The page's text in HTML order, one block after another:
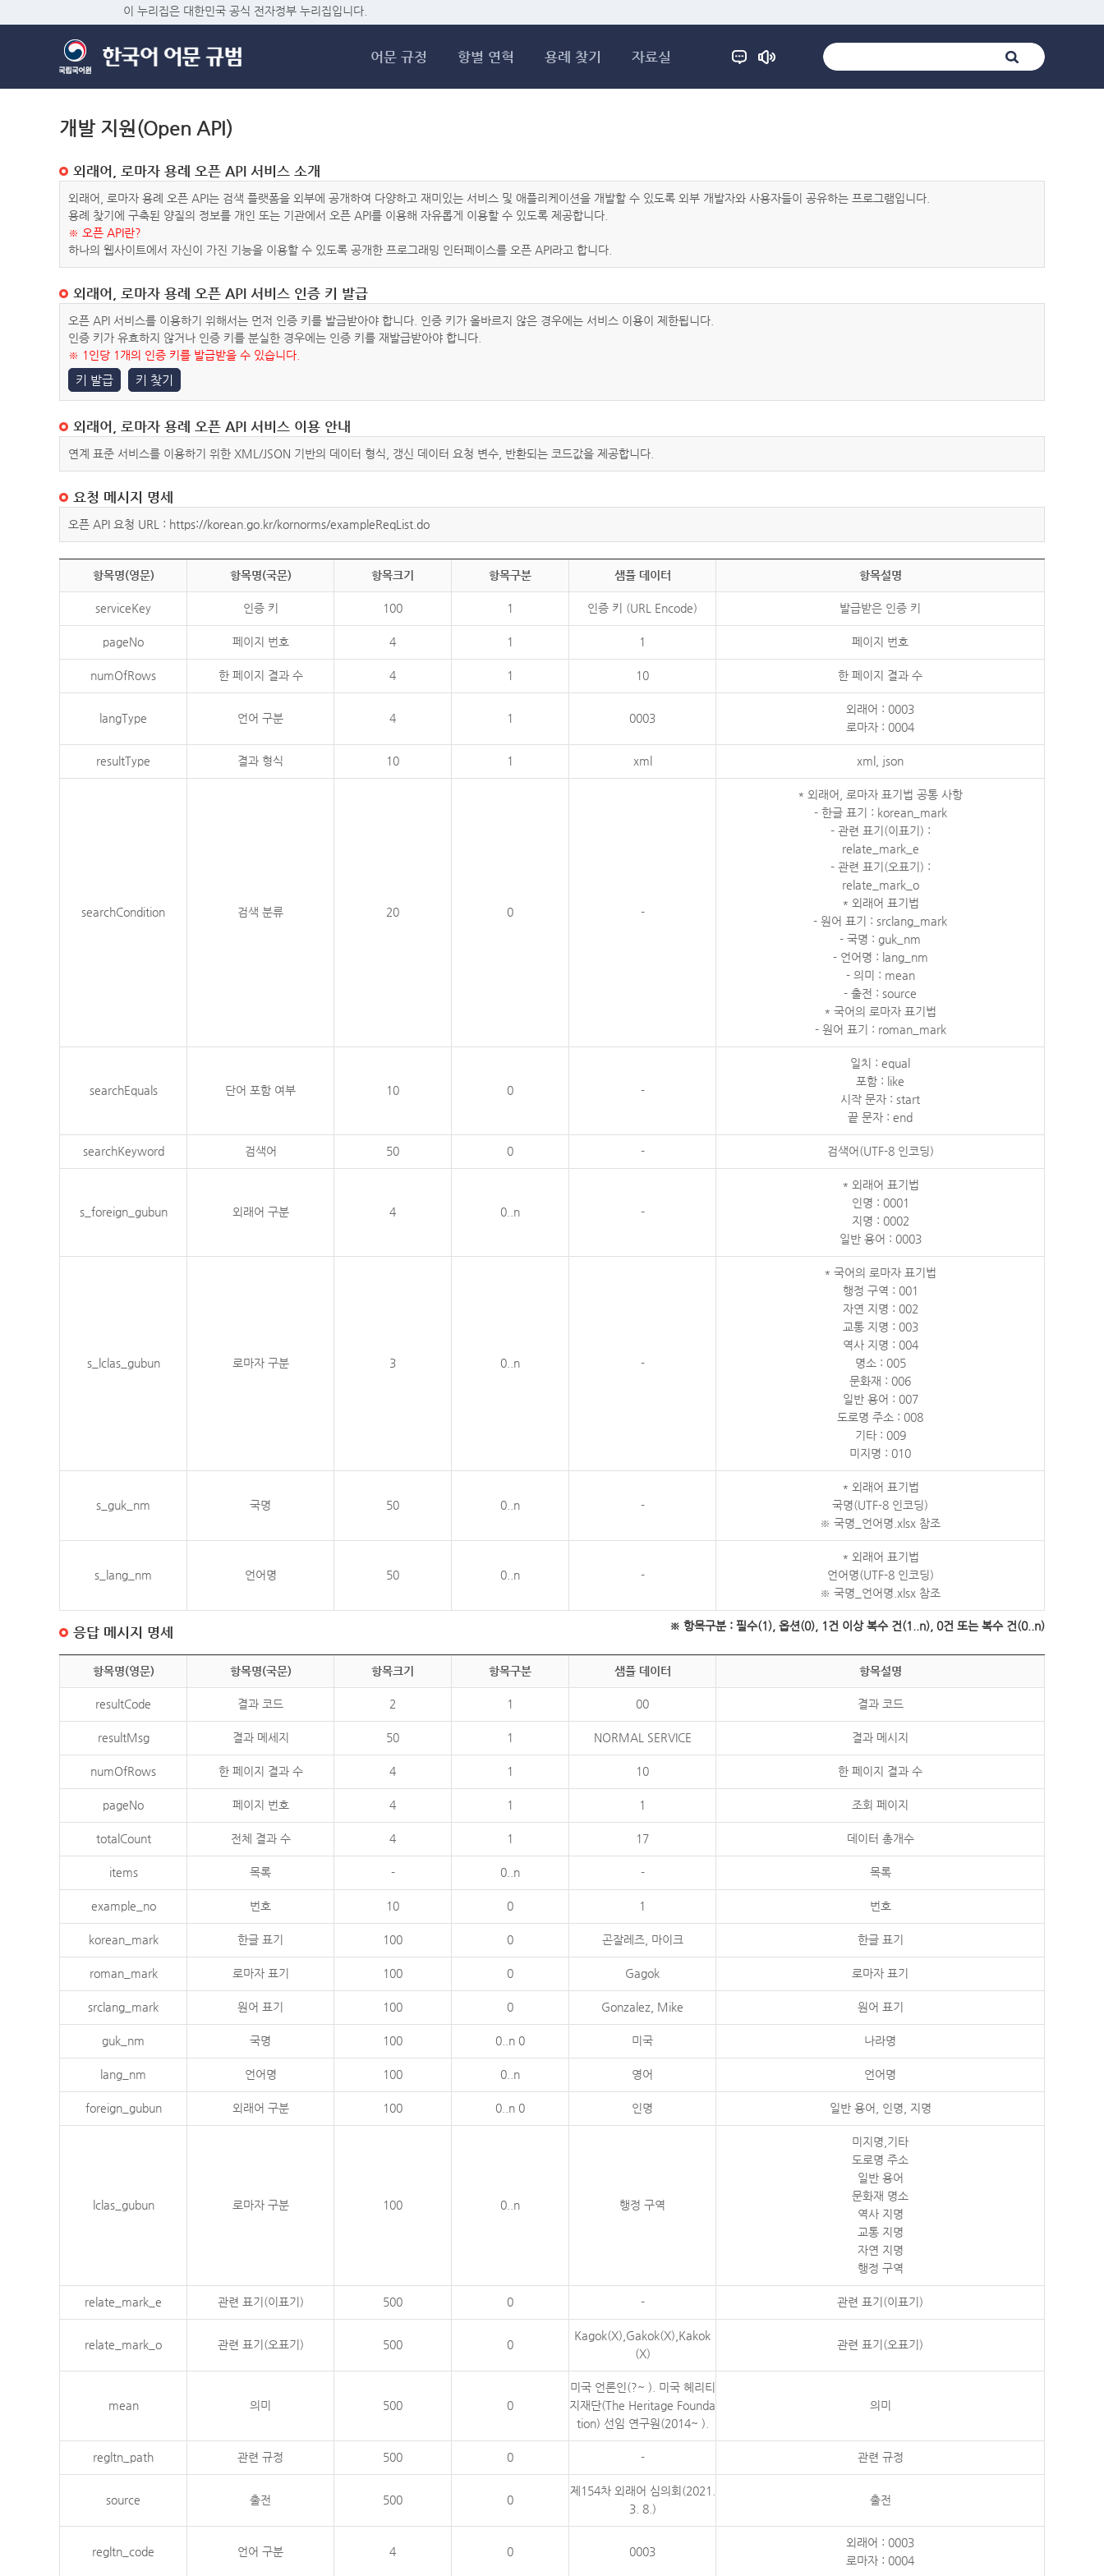
이 누리집은 대한민국 공식 전자정부 누리집입니다.
어문 규정 항별 연혁 용례 찾기 자료실
개발 지원(Open API)
외래어, 로마자 용례 오픈 API 서비스 소개
외래어, 로마자 용례 오픈 API는 검색 플랫폼을 외부에 공개하여 다양하고 재미있는 서비스 및 애플리케이션을 개발할 수 있도록 외부 개발자와 사용자들이 공유하는 프로그램입니다.
용례 찾기에 구축된 양질의 정보를 개인 또는 기관에서 오픈 API를 이용해 자유롭게 이용할 수 있도록 제공합니다.
※ 오픈 API란?
하나의 웹사이트에서 자신이 가진 기능을 이용할 수 있도록 공개한 프로그래밍 인터페이스를 오픈 API라고 합니다.
외래어, 로마자 용례 오픈 API 서비스 인증 키 발급
오픈 API 서비스를 이용하기 위해서는 먼저 인증 키를 발급받아야 합니다. 인증 키가 올바르지 않은 경우에는 서비스 이용이 제한됩니다.
인증 키가 유효하지 않거나 인증 키를 분실한 경우에는 인증 키를 재발급받아야 합니다.
※ 1인당 1개의 인증 키를 발급받을 수 있습니다.
키 발급 키 찾기
외래어, 로마자 용례 오픈 API 서비스 이용 안내
연계 표준 서비스를 이용하기 위한 XML/JSON 기반의 데이터 형식, 갱신 데이터 요청 변수, 반환되는 코드값을 제공합니다.
요청 메시지 명세
오픈 API 요청 URL : https://korean.go.kr/kornorms/exampleReqList.do
항목명(영문) 항목명(국문) 항목크기 항목구분 샘플 데이터 항목설명
serviceKey 인증 키 100 1 인증 키 (URL Encode) 발급받은 인증 키
pageNo 페이지 번호 4 1 1 페이지 번호
numOfRows 한 페이지 결과 수 4 1 10 한 페이지 결과 수
langType 언어 구분 4 1 0003
외래어 : 0003
로마자 : 0004
resultType 결과 형식 10 1 xml xml, json
searchCondition 검색 분류 20 0 -
* 외래어, 로마자 표기법 공통 사항
- 한글 표기 : korean_mark
- 관련 표기(이표기) :
relate_mark_e
- 관련 표기(오표기) :
relate_mark_o
* 외래어 표기법
- 원어 표기 : srclang_mark
- 국명 : guk_nm
- 언어명 : lang_nm
- 의미 : mean
- 출전 : source
* 국어의 로마자 표기법
- 원어 표기 : roman_mark
searchEquals 단어 포함 여부 10 0 -
일치 : equal
포함 : like
시작 문자 : start
끝 문자 : end
searchKeyword 검색어 50 0 - 검색어(UTF-8 인코딩)
s_foreign_gubun 외래어 구분 4 0..n -
* 외래어 표기법
인명 : 0001
지명 : 0002
일반 용어 : 0003
s_lclas_gubun 로마자 구분 3 0..n -
* 국어의 로마자 표기법
행정 구역 : 001
자연 지명 : 002
교통 지명 : 003
역사 지명 : 004
명소 : 005
문화재 : 006
일반 용어 : 007
도로명 주소 : 008
기타 : 009
미지명 : 010
s_guk_nm 국명 50 0..n -
* 외래어 표기법
국명(UTF-8 인코딩)
※ 국명_언어명.xlsx 참조
s_lang_nm 언어명 50 0..n -
* 외래어 표기법
언어명(UTF-8 인코딩)
※ 국명_언어명.xlsx 참조
※ 항목구분 : 필수(1), 옵션(0), 1건 이상 복수 건(1..n), 0건 또는 복수 건(0..n)
응답 메시지 명세
항목명(영문) 항목명(국문) 항목크기 항목구분 샘플 데이터 항목설명
resultCode 결과 코드 2 1 00 결과 코드
resultMsg 결과 메세지 50 1 NORMAL SERVICE 결과 메시지
numOfRows 한 페이지 결과 수 4 1 10 한 페이지 결과 수
pageNo 페이지 번호 4 1 1 조회 페이지
totalCount 전체 결과 수 4 1 17 데이터 총개수
items 목록 - 0..n - 목록
example_no 번호 10 0 1 번호
korean_mark 한글 표기 100 0 곤잘레즈, 마이크 한글 표기
roman_mark 로마자 표기 100 0 Gagok 로마자 표기
srclang_mark 원어 표기 100 0 Gonzalez, Mike 원어 표기
guk_nm 국명 100 0..n 0 미국 나라명
lang_nm 언어명 100 0..n 영어 언어명
foreign_gubun 외래어 구분 100 0..n 0 인명 일반 용어, 인명, 지명
lclas_gubun 로마자 구분 100 0..n 행정 구역
미지명,기타
도로명 주소
일반 용어
문화재 명소
역사 지명
교통 지명
자연 지명
행정 구역
relate_mark_e 관련 표기(이표기) 500 0 - 관련 표기(이표기)
relate_mark_o 관련 표기(오표기) 500 0
Kagok(X),Gakok(X),Kakok
(X)
관련 표기(오표기)
mean 의미 500 0
미국 언론인(?~ ). 미국 헤리티
지재단(The Heritage Founda
tion) 선임 연구원(2014~ ).
의미
regltn_path 관련 규정 500 0 - 관련 규정
source 출전 500 0
제154차 외래어 심의회(2021.
3. 8.)
출전
regltn_code 언어 구분 4 0 0003
외래어 : 0003
로마자 : 0004